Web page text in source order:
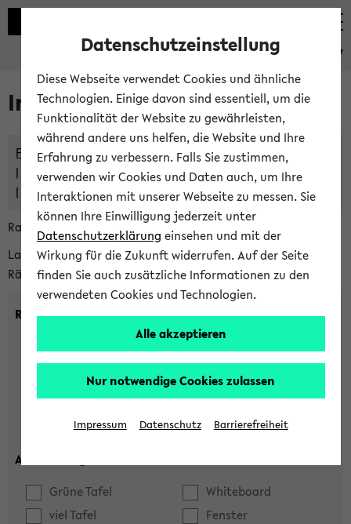
eKVV
Im eKVV verwaltete Räume
Freie Räume und Veranstaltungsüberschneidungen
Raumüberschneidungen
Hinweise der zentralen Raumvergabe
Raumanfragen:
raumvergabe@uni-bielefeld.de
Lassen Sie sich alle Räume anzeigen oder suchen Sie nach
Räumen mit bestimmten Eigenschaften:
Raumkriterien:
max. Plätze:
Ausstattung:
Grüne Tafel
Whiteboard
viel Tafel
Fenster
Datenschutzeinstellung
Diese Webseite verwendet Cookies und ähnliche
Technologien. Einige davon sind essentiell, um die
Funktionalität der Website zu gewährleisten,
während andere uns helfen, die Website und Ihre
Erfahrung zu verbessern. Falls Sie zustimmen,
verwenden wir Cookies und Daten auch, um Ihre
Interaktionen mit unserer Webseite zu messen. Sie
können Ihre Einwilligung jederzeit unter
Datenschutzerklärung einsehen und mit der
Wirkung für die Zukunft widerrufen. Auf der Seite
finden Sie auch zusätzliche Informationen zu den
verwendeten Cookies und Technologien.
Alle akzeptieren
Nur notwendige Cookies zulassen
Impressum Datenschutz Barrierefreiheit